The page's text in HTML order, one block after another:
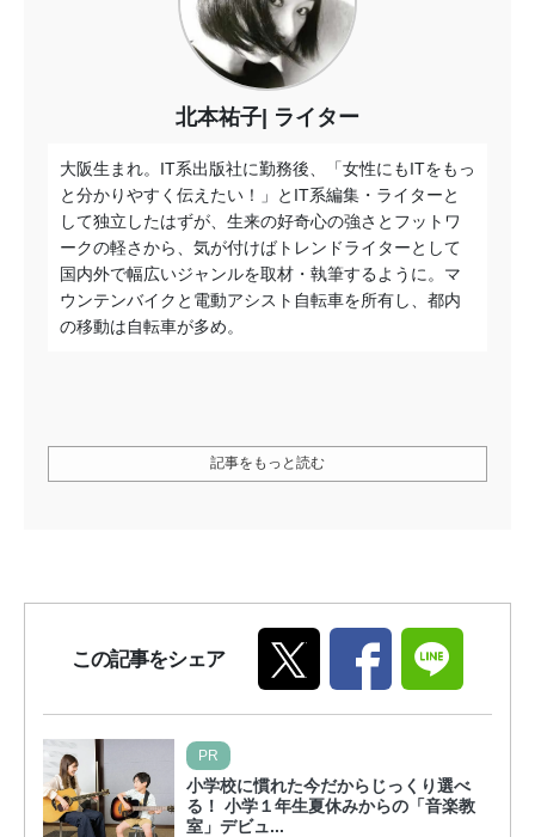
北本祐子 ライター
大阪生まれ。IT系出版社に勤務後、「女性にもITをもっ
と分かりやすく伝えたい！」とIT系編集・ライターと
して独立したはずが、生来の好奇心の強さとフットワ
ークの軽さから、気が付けばトレンドライターとして
国内外で幅広いジャンルを取材・執筆するように。マ
ウンテンバイクと電動アシスト自転車を所有し、都内
の移動は自転車が多め。
記事をもっと読む
この記事をシェア
PR
小学校に慣れた今だからじっくり選べ
る！ 小学１年生夏休みからの「音楽教
室」デビュ...